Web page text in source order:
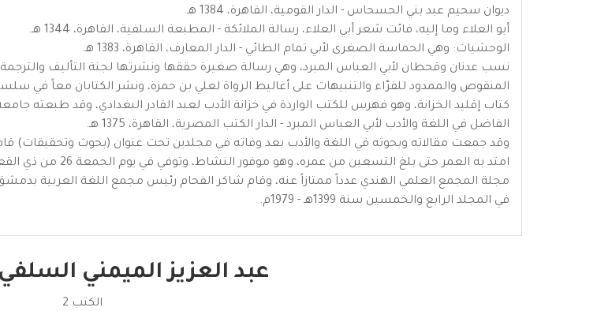
ديوان سحيم عبد بني الحسحاس - الدار القومية، القاهرة، 1384 هـ.
أبو العلاء وما إليه، فائت شعر أبي العلاء، رسالة الملائكة - المطبعة السلفية، القاهرة، 1344 هـ.
الوحشيات: وهي الحماسة الصغرى لأبي تمام الطائي - الدار المعارف، القاهرة، 1383 هـ.
نسب عدنان وقحطان لأبي العباس المبرد، وهي رسالة صغيرة حققها ونشرتها لجنة التأليف والترجمة سنة
المنقوص والممدود للفرّاء والتنبيهات على أغاليط الرواة لعلي بن حمزة، ونشر الكتابان معاً في سلسلة
كتاب إقليد الخزانة، وهو فهرس للكتب الواردة في خزانة الأدب لعبد القادر البغدادي، وقد طبعته جامعة
الفاضل في اللغة والأدب لأبي العباس المبرد - الدار الكتب المصرية، القاهرة، 1375 هـ.
وقد جمعت مقالاته وبحوثه في اللغة والأدب بعد وفاته في مجلدين تحت عنوان (بحوث وتحقيقات)
مجلة المجمع العلمي الهندي عدداً ممتازاً عنه، وقام شاكر الفحام رئيس مجمع اللغة العربية
في المجلد الرابع والخمسين سنة 1399هـ - 1979م.
عبد العزيز الميمني
الكتب 2